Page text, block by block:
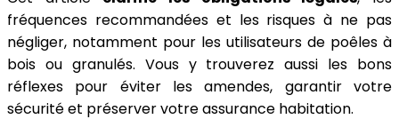
fréquences recommandées et les risques à ne pas
négliger, notamment pour les utilisateurs de poêles à
bois ou granulés. Vous y trouverez aussi les bons
réflexes pour éviter les amendes, garantir votre
sécurité et préserver votre assurance habitation.